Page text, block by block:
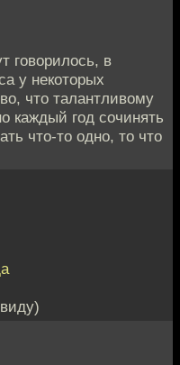
говорилось, в
у некоторых
что талантливому
каждый год сочинять
что-то одно, то что